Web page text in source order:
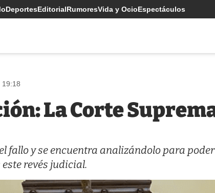
DeportesEditorialRumoresVida y OcioEspectáculos
19:18
La Corte
fallo y se encuentra analizándolo para
revés judicial.